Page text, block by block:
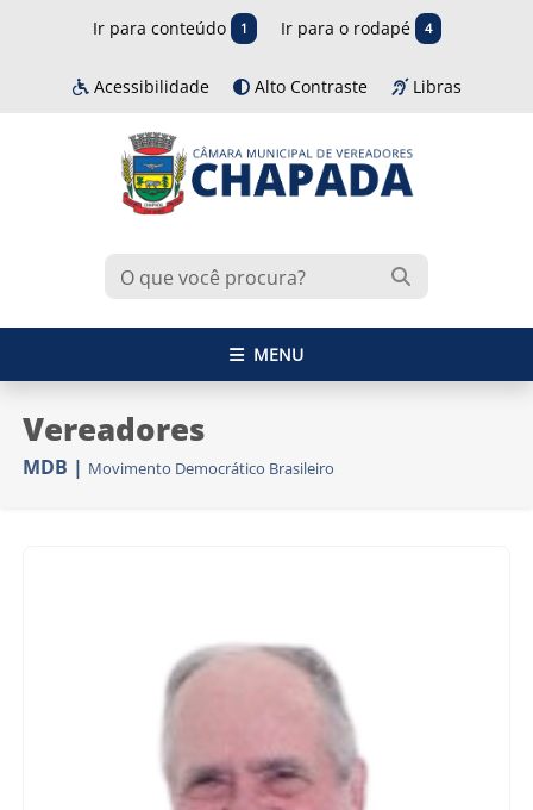
Ir para conteúdo 1 Ir para o rodapé 4
Acessibilidade Alto Contraste Libras
MENU
Vereadores
MDB | Movimento Democrático Brasileiro